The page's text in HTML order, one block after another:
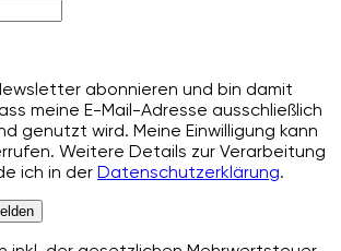
abonnieren und bin damit
meine E-Mail-Adresse ausschließlich
genutzt wird. Meine Einwilligung kann
Weitere Details zur Verarbeitung
ich in der Datenschutzerklärung.